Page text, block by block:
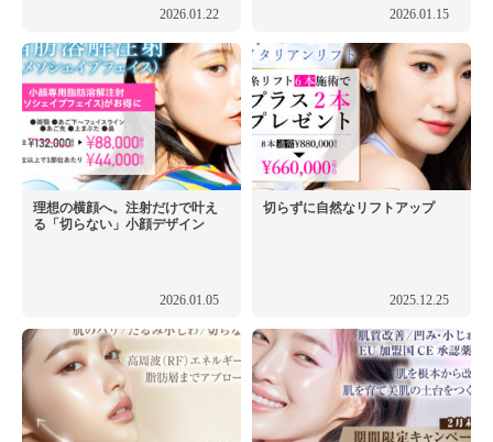
2026.01.22 2026.01.15
理想の横顔へ。注射だけで叶え
る「切らない」小顔デザイン
2026.01.05
切らずに自然なリフトアップ
2025.12.25